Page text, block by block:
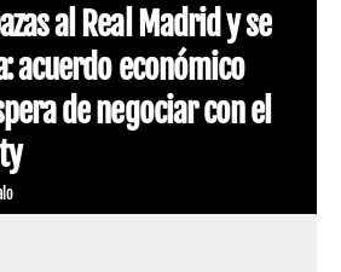
al Real Madrid y se
acuerdo económico
de negociar con el